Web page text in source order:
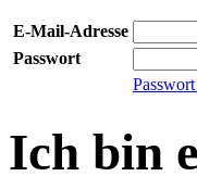
E-Mail-Adresse
Passwort
Ich bin